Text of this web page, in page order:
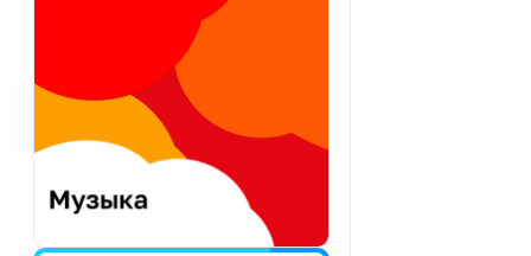
Екатеринбург
Калининград
Калуга